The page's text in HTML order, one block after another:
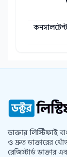
ডাক্তার লিস্টিফাই
ও দ্রুত ডাক্তারের
রেজিস্টার্ড ডাক্তার